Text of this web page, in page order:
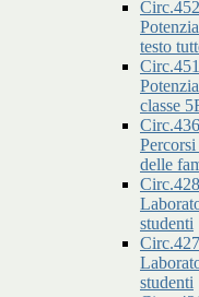
testo
classe
delle
studenti
studenti